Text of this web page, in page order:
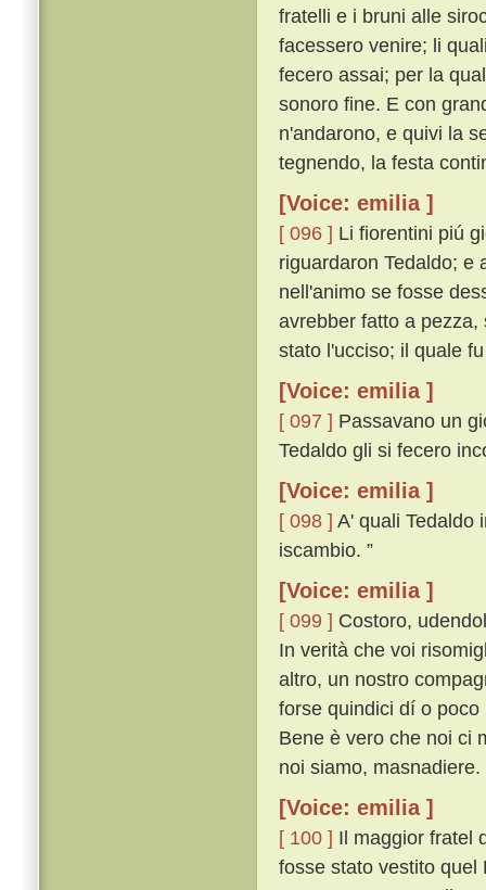
fratelli e i bruni alle
facessero venire; li
fecero assai; per la
sonoro fine. E con
n'andarono, e quivi la
tegnendo, la festa
[Voice: emilia ]
[ 096 ] Li fiorentini piú
riguardaron Tedaldo; e
nell'animo se fosse
avrebber fatto a
stato l'ucciso; il quale
[Voice: emilia ]
[ 097 ] Passavano un
Tedaldo gli si fecero
[Voice: emilia ]
[ 098 ] A' quali Tedaldo
iscambio. ”
[Voice: emilia ]
[ 099 ] Costoro,
In verità che voi
altro, un nostro
forse quindici dí o
Bene è vero che noi ci
noi siamo, masnadiere.
[Voice: emilia ]
[ 100 ] Il maggior fratel
fosse stato vestito